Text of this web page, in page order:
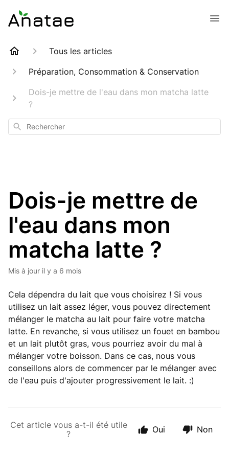
Tous les articles
Préparation, Consommation & Conservation
Dois-je mettre de l'eau dans mon matcha latte
?
Rechercher
Dois-je mettre de
l'eau dans mon
matcha latte ?
Mis à jour il y a 6 mois
Cela dépendra du lait que vous choisirez ! Si vous
utilisez un lait assez léger, vous pouvez directement
mélanger le matcha au lait pour faire votre matcha
latte. En revanche, si vous utilisez un fouet en bambou
et un lait plutôt gras, vous pourriez avoir du mal à
mélanger votre boisson. Dans ce cas, nous vous
conseillons alors de commencer par le mélanger avec
de l'eau puis d'ajouter progressivement le lait. :)
Cet article vous a-t-il été utile
?
Oui Non